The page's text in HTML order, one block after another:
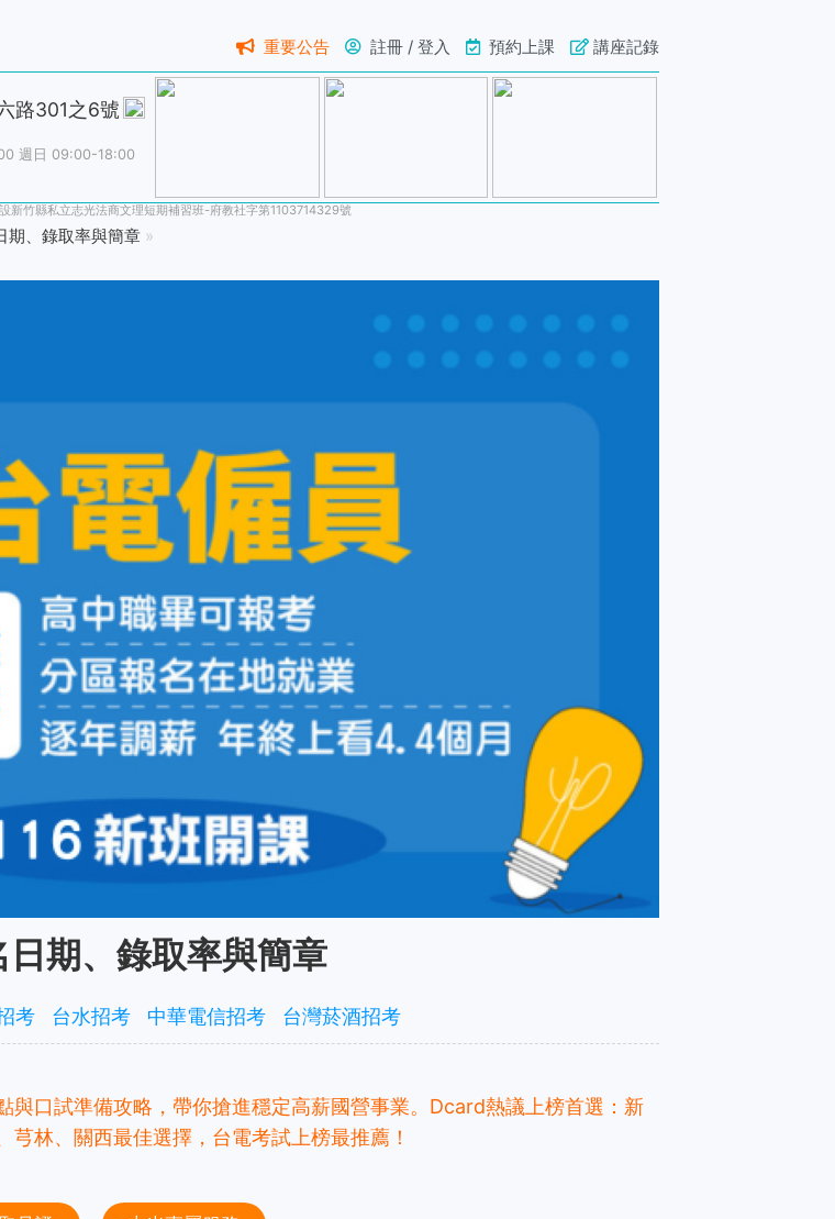
重要公告 註冊 / 登入 預約上課 講座記錄
路301之6號
週日 09:00-18:00
新竹縣私立志光法商文理短期補習班-府教社字第1103714329號
期、錄取率與簡章 »
期、錄取率與簡章
考 台水招考 中華電信招考 台灣菸酒招考
與口試準備攻略，帶你搶進穩定高薪國營事業。Dcard熱議上榜首選：新
林、關西最佳選擇，台電考試上榜最推薦！